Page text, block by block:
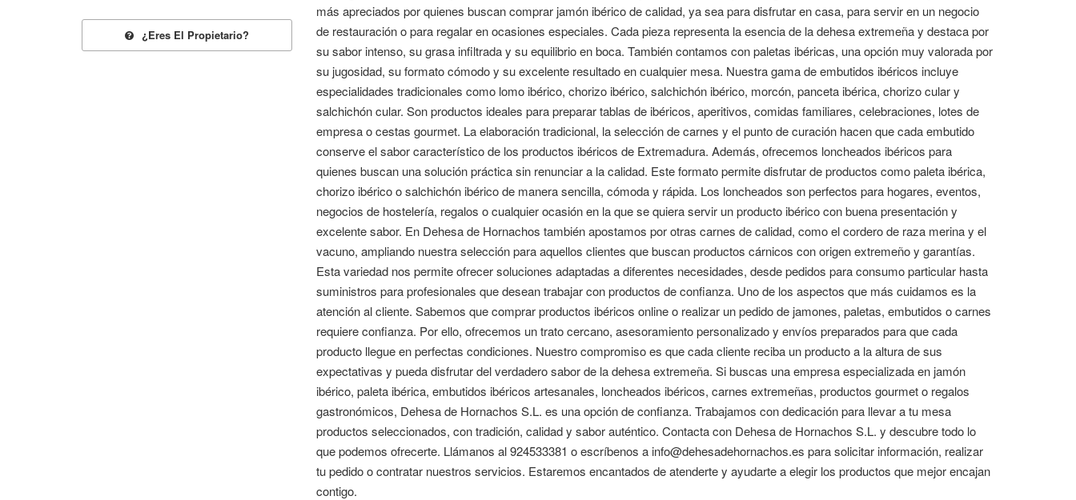
más apreciados por quienes buscan comprar jamón ibérico de calidad, ya sea para disfrutar en casa, para servir en un negocio
de restauración o para regalar en ocasiones especiales. Cada pieza representa la esencia de la dehesa extremeña y destaca por
su sabor intenso, su grasa infiltrada y su equilibrio en boca. También contamos con paletas ibéricas, una opción muy valorada por
su jugosidad, su formato cómodo y su excelente resultado en cualquier mesa. Nuestra gama de embutidos ibéricos incluye
especialidades tradicionales como lomo ibérico, chorizo ibérico, salchichón ibérico, morcón, panceta ibérica, chorizo cular y
salchichón cular. Son productos ideales para preparar tablas de ibéricos, aperitivos, comidas familiares, celebraciones, lotes de
empresa o cestas gourmet. La elaboración tradicional, la selección de carnes y el punto de curación hacen que cada embutido
conserve el sabor característico de los productos ibéricos de Extremadura. Además, ofrecemos loncheados ibéricos para
quienes buscan una solución práctica sin renunciar a la calidad. Este formato permite disfrutar de productos como paleta ibérica,
chorizo ibérico o salchichón ibérico de manera sencilla, cómoda y rápida. Los loncheados son perfectos para hogares, eventos,
negocios de hostelería, regalos o cualquier ocasión en la que se quiera servir un producto ibérico con buena presentación y
excelente sabor. En Dehesa de Hornachos también apostamos por otras carnes de calidad, como el cordero de raza merina y el
vacuno, ampliando nuestra selección para aquellos clientes que buscan productos cárnicos con origen extremeño y garantías.
Esta variedad nos permite ofrecer soluciones adaptadas a diferentes necesidades, desde pedidos para consumo particular hasta
suministros para profesionales que desean trabajar con productos de confianza. Uno de los aspectos que más cuidamos es la
atención al cliente. Sabemos que comprar productos ibéricos online o realizar un pedido de jamones, paletas, embutidos o carnes
requiere confianza. Por ello, ofrecemos un trato cercano, asesoramiento personalizado y envíos preparados para que cada
producto llegue en perfectas condiciones. Nuestro compromiso es que cada cliente reciba un producto a la altura de sus
expectativas y pueda disfrutar del verdadero sabor de la dehesa extremeña. Si buscas una empresa especializada en jamón
ibérico, paleta ibérica, embutidos ibéricos artesanales, loncheados ibéricos, carnes extremeñas, productos gourmet o regalos
gastronómicos, Dehesa de Hornachos S.L. es una opción de confianza. Trabajamos con dedicación para llevar a tu mesa
productos seleccionados, con tradición, calidad y sabor auténtico. Contacta con Dehesa de Hornachos S.L. y descubre todo lo
que podemos ofrecerte. Llámanos al 924533381 o escríbenos a info@dehesadehornachos.es para solicitar información, realizar
tu pedido o contratar nuestros servicios. Estaremos encantados de atenderte y ayudarte a elegir los productos que mejor encajan
contigo.
¿eres El Propietario?